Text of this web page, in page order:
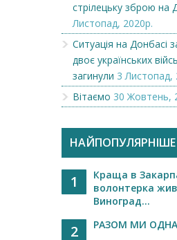
стрілецьку зброю на
Листопад, 2020р.
Ситуація на Донбасі
двоє українських
загинули 3 Листопад,
Вітаємо 30 Жовтень,
НАЙПОПУЛЯРНІШЕ
1
Краща в
волонтерка
Виноград...
2 РАЗОМ МИ ОДНА